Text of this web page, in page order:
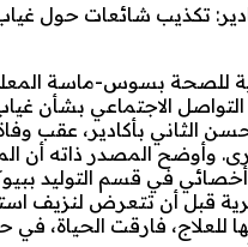
تكذيب شائعات حول
للصحة بسوس-ماسة
الاجتماعي بشأن
الثاني بأكادير، عقب
وأوضح المصدر ذاته أن
أخصائي في قسم التوليد
قبل أن تتعرض لنزيف
للعلاج، فارقت الحياة، في